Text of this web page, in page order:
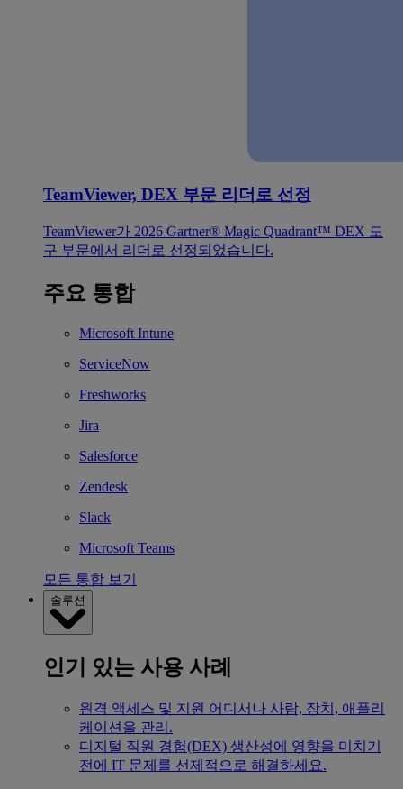
TeamViewer, DEX 부문 리더로 선정
TeamViewer가 2026 Gartner® Magic Quadrant™ DEX 도
구 부문에서 리더로 선정되었습니다.
주요 통합
Microsoft Intune
ServiceNow
Freshworks
Jira
Salesforce
Zendesk
Slack
Microsoft Teams
모든 통합 보기
솔루션
인기 있는 사용 사례
원격 액세스 및 지원 어디서나 사람, 장치, 애플리
케이션을 관리.
디지털 직원 경험(DEX) 생산성에 영향을 미치기
전에 IT 문제를 선제적으로 해결하세요.